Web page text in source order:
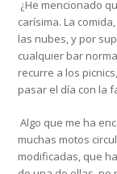
¿He mencionado
carísima. La
las nubes, y por
cualquier bar
recurre a los
pasar el día con la
Algo que me ha
muchas motos
modificadas, que